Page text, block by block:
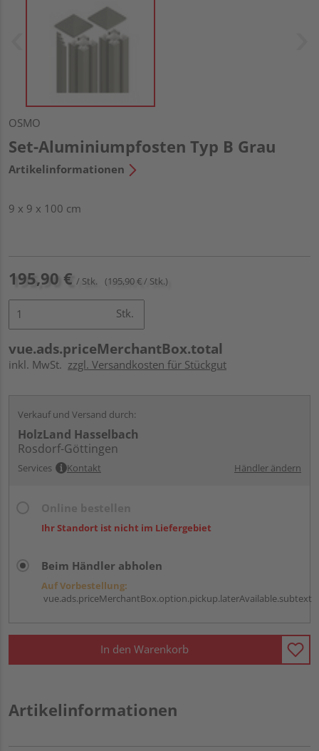
OSMO
Set-Aluminiumpfosten Typ B Grau
Artikelinformationen
9 x 9 x 100 cm
195,90 € / Stk. (195,90 € / Stk.)
Stk.
vue.ads.priceMerchantBox.total
inkl. MwSt. zzgl. Versandkosten für Stückgut
Verkauf und Versand durch:
HolzLand Hasselbach
Rosdorf-Göttingen
Services Kontakt Händler ändern
Ihr Standort ist nicht im Liefergebiet
Beim Händler abholen
Auf Vorbestellung:
vue.ads.priceMerchantBox.option.pickup.laterAvailable.subtext
In den Warenkorb
Artikelinformationen